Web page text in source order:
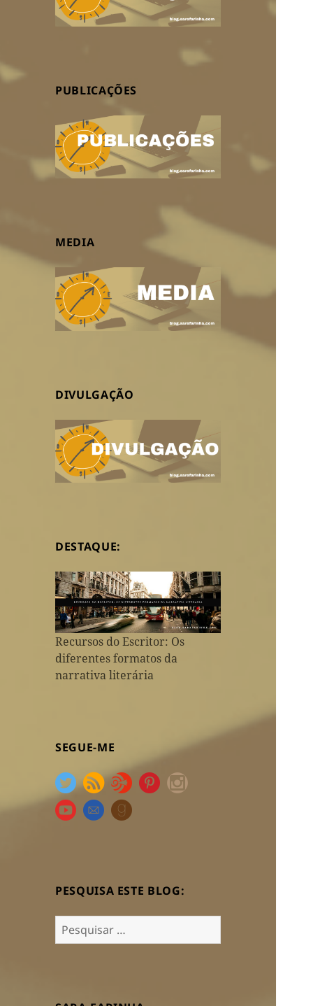
PUBLICAÇÕES
MEDIA
DIVULGAÇÃO
DESTAQUE:
Recursos do Escritor: Os
diferentes formatos da
narrativa literária
SEGUE-ME
PESQUISA ESTE BLOG:
Pesquisar
por: